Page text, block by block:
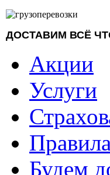
ДОСТАВИМ ВСЁ
Акции
Услуги
Будем